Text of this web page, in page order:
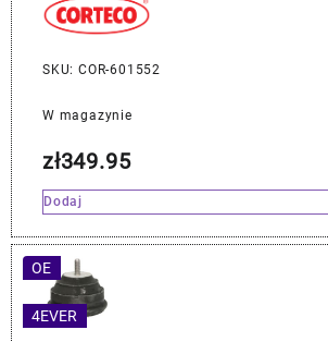
SKU: COR-601552
W magazynie
zł349.95
Dodaj
OE
4EVER